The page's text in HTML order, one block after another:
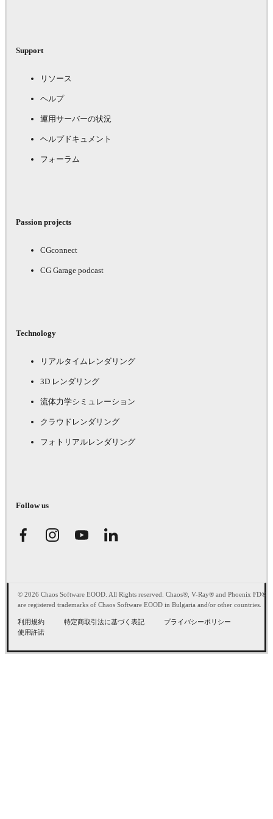
Support
リソース
ヘルプ
運用サーバーの状況
ヘルプドキュメント
フォーラム
Passion projects
CGconnect
CG Garage podcast
Technology
リアルタイムレンダリング
3D レンダリング
流体力学シミュレーション
クラウドレンダリング
フォトリアルレンダリング
Follow us
© 2026 Chaos Software EOOD. All Rights reserved. Chaos®, V-Ray® and Phoenix FD®
are registered trademarks of Chaos Software EOOD in Bulgaria and/or other countries.
利用規約 特定商取引法に基づく表記
プライバシーポリシー
使用許諾